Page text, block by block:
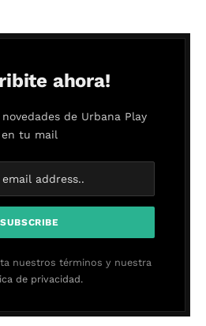
ahora!
de Urbana Play
en tu mail
nuestros términos y nuestra
de privacidad.